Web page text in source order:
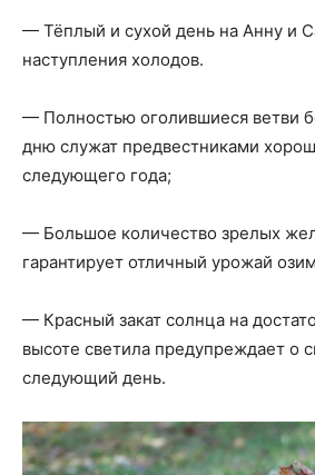
— Тёплый и сухой день на Анну и
наступления холодов.
— Полностью оголившиеся ветви
дню служат предвестниками
следующего года;
— Большое количество зрелых
гарантирует отличный урожай
— Красный закат солнца на
высоте светила предупреждает о
следующий день.